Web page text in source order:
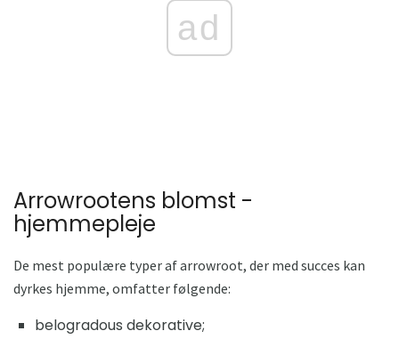
ad
Arrowrootens blomst -
hjemmepleje
De mest populære typer af arrowroot, der med succes kan
dyrkes hjemme, omfatter følgende:
belogradous dekorative;